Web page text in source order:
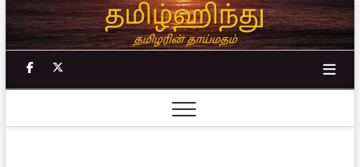
Skip
to
content
facebook